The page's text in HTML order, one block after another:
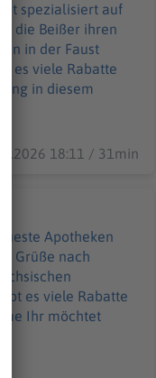
spezialisiert auf
die Beißer ihren
in der Faust
18:11 / 31min
Apotheken